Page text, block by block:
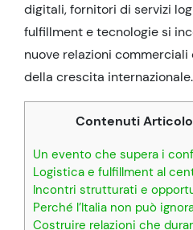
digitali, fornitori di servizi
fulfillment e tecnologie si
nuove relazioni
della crescita internazionale.
Contenuti Articolo
Un evento che supera i
Logistica e fulfillment al
Incontri strutturati e
Perché l’Italia non può
Costruire relazioni che